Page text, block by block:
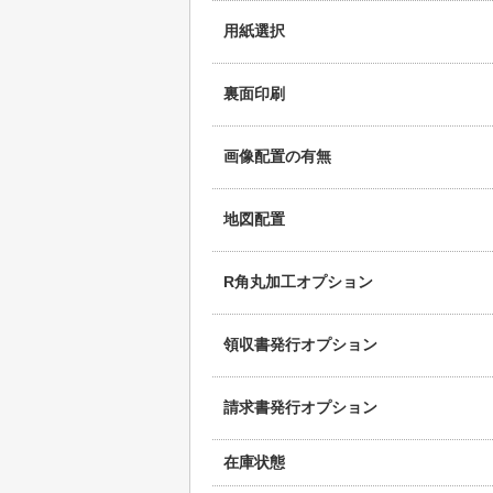
用紙選択
裏面印刷
画像配置の有無
地図配置
R角丸加工オプション
領収書発行オプション
請求書発行オプション
在庫状態